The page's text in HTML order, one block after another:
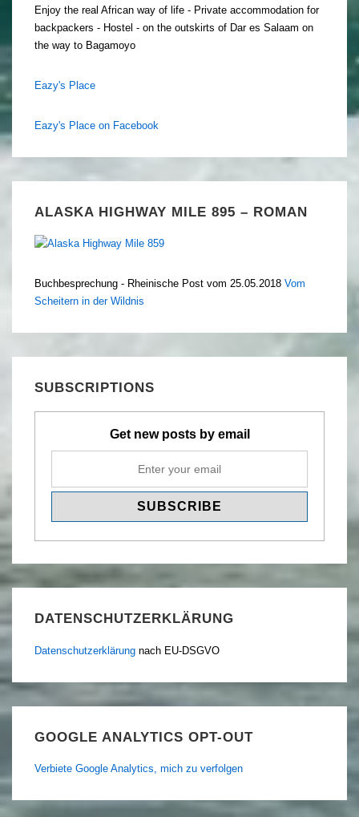
Enjoy the real African way of life - Private accommodation for
backpackers - Hostel - on the outskirts of Dar es Salaam on
the way to Bagamoyo
Eazy's Place
Eazy's Place on Facebook
ALASKA HIGHWAY MILE 895 – ROMAN
Buchbesprechung - Rheinische Post vom 25.05.2018 Vom
Scheitern in der Wildnis
SUBSCRIPTIONS
Get new posts by email
DATENSCHUTZERKLÄRUNG
Datenschutzerklärung nach EU-DSGVO
GOOGLE ANALYTICS OPT-OUT
Verbiete Google Analytics, mich zu verfolgen